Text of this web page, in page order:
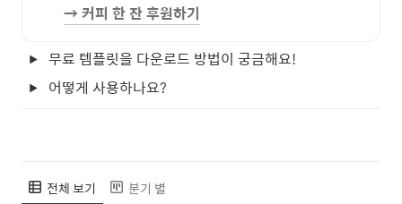
→ 커피 한 잔 후원하기
무료 템플릿을 다운로드 방법이 궁금해요!
어떻게 사용하나요?
전체 보기 분기 별